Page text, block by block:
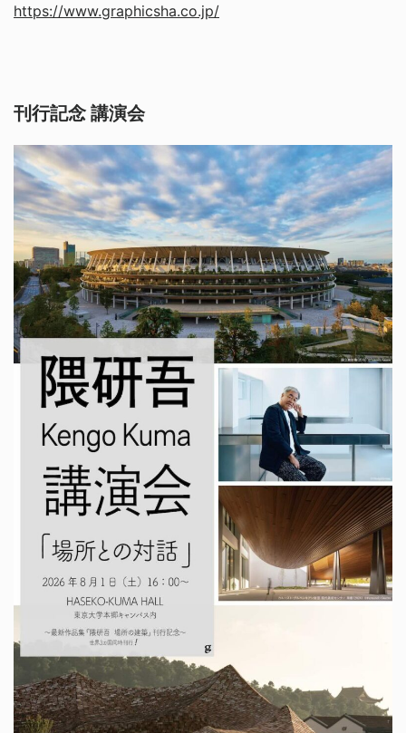
https://www.graphicsha.co.jp/
刊行記念 講演会